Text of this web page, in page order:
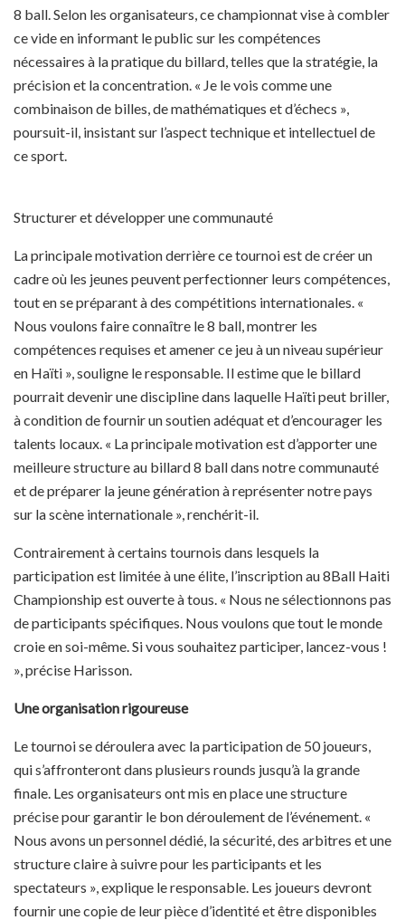
8 ball. Selon les organisateurs, ce championnat vise à combler
ce vide en informant le public sur les compétences
nécessaires à la pratique du billard, telles que la stratégie, la
précision et la concentration. « Je le vois comme une
combinaison de billes, de mathématiques et d’échecs »,
poursuit-il, insistant sur l’aspect technique et intellectuel de
ce sport.
Structurer et développer une communauté
La principale motivation derrière ce tournoi est de créer un
cadre où les jeunes peuvent perfectionner leurs compétences,
tout en se préparant à des compétitions internationales. «
Nous voulons faire connaître le 8 ball, montrer les
compétences requises et amener ce jeu à un niveau supérieur
en Haïti », souligne le responsable. Il estime que le billard
pourrait devenir une discipline dans laquelle Haïti peut briller,
à condition de fournir un soutien adéquat et d’encourager les
talents locaux. « La principale motivation est d’apporter une
meilleure structure au billard 8 ball dans notre communauté
et de préparer la jeune génération à représenter notre pays
sur la scène internationale », renchérit-il.
Contrairement à certains tournois dans lesquels la
participation est limitée à une élite, l’inscription au 8Ball Haiti
Championship est ouverte à tous. « Nous ne sélectionnons pas
de participants spécifiques. Nous voulons que tout le monde
croie en soi-même. Si vous souhaitez participer, lancez-vous !
», précise Harisson.
Une organisation rigoureuse
Le tournoi se déroulera avec la participation de 50 joueurs,
qui s’affronteront dans plusieurs rounds jusqu’à la grande
finale. Les organisateurs ont mis en place une structure
précise pour garantir le bon déroulement de l’événement. «
Nous avons un personnel dédié, la sécurité, des arbitres et une
structure claire à suivre pour les participants et les
spectateurs », explique le responsable. Les joueurs devront
fournir une copie de leur pièce d’identité et être disponibles